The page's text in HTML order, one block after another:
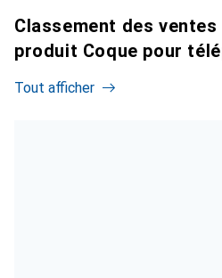
Classement des
produit Coque pour
Tout afficher